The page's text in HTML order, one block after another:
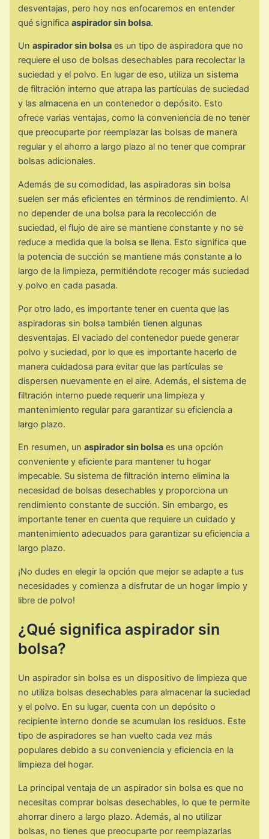
desventajas, pero hoy nos enfocaremos en entender
qué significaaspirador sin bolsa.
Unaspirador sin bolsa es un tipo de aspiradora que no
requiere el uso de bolsas desechables para recolectar la
suciedad y el polvo. En lugar de eso, utiliza un sistema
de filtración interno que atrapa las partículas de suciedad
y las almacena en un contenedor o depósito. Esto
ofrece varias ventajas, como la conveniencia de no tener
que preocuparte por reemplazar las bolsas de manera
regular y el ahorro a largo plazo al no tener que comprar
bolsas adicionales.
Además de su comodidad, las aspiradoras sin bolsa
suelen ser más eficientes en términos de rendimiento. Al
no depender de una bolsa para la recolección de
suciedad, el flujo de aire se mantiene constante y no se
reduce a medida que la bolsa se llena. Esto significa que
la potencia de succión se mantiene más constante a lo
largo de la limpieza, permitiéndote recoger más suciedad
y polvo en cada pasada.
Por otro lado, es importante tener en cuenta que las
aspiradoras sin bolsa también tienen algunas
desventajas. El vaciado del contenedor puede generar
polvo y suciedad, por lo que es importante hacerlo de
manera cuidadosa para evitar que las partículas se
dispersen nuevamente en el aire. Además, el sistema de
filtración interno puede requerir una limpieza y
mantenimiento regular para garantizar su eficiencia a
largo plazo.
En resumen, unaspirador sin bolsa es una opción
conveniente y eficiente para mantener tu hogar
impecable. Su sistema de filtración interno elimina la
necesidad de bolsas desechables y proporciona un
rendimiento constante de succión. Sin embargo, es
importante tener en cuenta que requiere un cuidado y
mantenimiento adecuados para garantizar su eficiencia a
largo plazo.
¡No dudes en elegir la opción que mejor se adapte a tus
necesidades y comienza a disfrutar de un hogar limpio y
libre de polvo!
¿Qué significa aspirador sin
bolsa?
Un aspirador sin bolsa es un dispositivo de limpieza que
no utiliza bolsas desechables para almacenar la suciedad
y el polvo. En su lugar, cuenta con un depósito o
recipiente interno donde se acumulan los residuos. Este
tipo de aspiradores se han vuelto cada vez más
populares debido a su conveniencia y eficiencia en la
limpieza del hogar.
La principal ventaja de un aspirador sin bolsa es que no
necesitas comprar bolsas desechables, lo que te permite
ahorrar dinero a largo plazo. Además, al no utilizar
bolsas, no tienes que preocuparte por reemplazarlas